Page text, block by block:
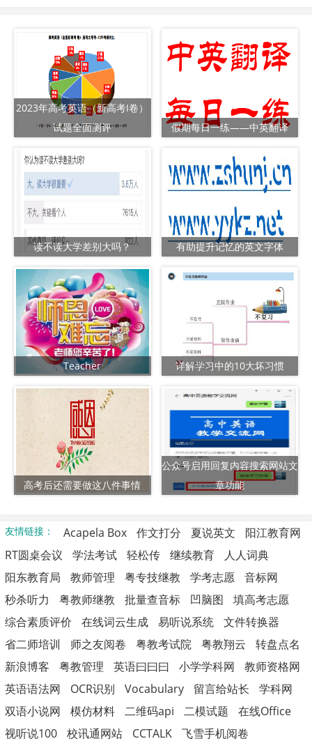
2023年高考英语（新高考I卷）
试题全面测评
假期每日一练——中英翻译
读不读大学差别大吗？ 有助提升记忆的英文字体
Teacher 详解学习中的10大坏习惯
高考后还需要做这八件事情
公众号启用回复内容搜索网站文
章功能
友情链接： Acapela Box 作文打分 夏说英文
阳江教育网
RT圆桌会议
学法考试 轻松传 继续教育
人人词典
阳东教育局
教师管理 粤专技继教 学考志愿
音标网
秒杀听力
粤教师继教 批量查音标 凹脑图
填高考志愿
综合素质评价
在线词云生成 易听说系统
文件转换器
省二师培训
师之友阅卷 粤教考试院 粤教翔云
转盘点名
新浪博客
粤教管理 英语曰曰曰 小学学科网
教师资格网
英语语法网
OCR识别 Vocabulary 留言给站长
学科网
双语小说网
模仿材料 二维码api 二模试题
在线Office
视听说100
校讯通网站 CCTALK
飞雪手机阅卷